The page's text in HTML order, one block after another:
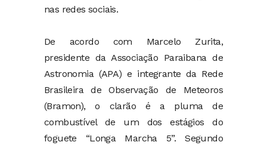
nas redes sociais.
De acordo com Marcelo Zurita,
presidente da Associação Paraibana de
Astronomia (APA) e integrante da Rede
Brasileira de Observação de Meteoros
(Bramon), o clarão é a pluma de
combustível de um dos estágios do
foguete “Longa Marcha 5”. Segundo